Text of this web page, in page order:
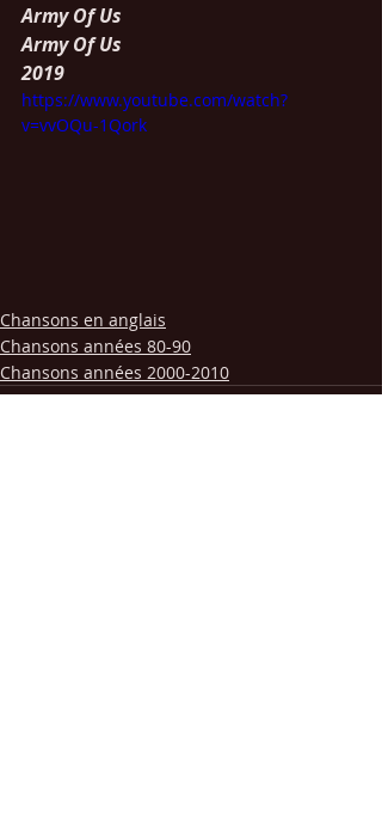
Army Of Us
Army Of Us
2019
https://www.youtube.com/watch?
v=vvOQu-1Qork
Chansons en anglais
Chansons années 80-90
Chansons années 2000-2010